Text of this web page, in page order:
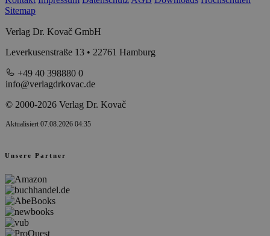
Sitemap
Verlag Dr. Kovač GmbH
Leverkusenstraße 13 • 22761 Hamburg
+49 40 398880 0
info@verlagdrkovac.de
© 2000-2026 Verlag Dr. Kovač
Aktualisiert 07.08.2026 04:35
Unsere Partner